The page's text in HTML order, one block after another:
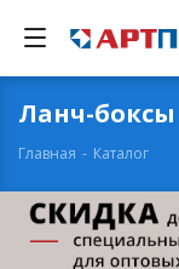
Ланч-боксы
Главная - Каталог